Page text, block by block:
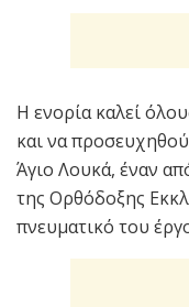
Η ενορία καλεί
και να
Άγιο Λουκά, έναν
της Ορθόδοξης
πνευματικό του